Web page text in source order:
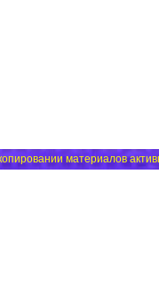
материалов